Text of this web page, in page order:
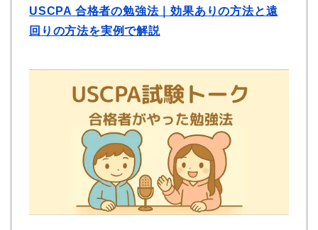
USCPA 合格者の勉強法｜効果ありの方法と遠
回りの方法を実例で解説